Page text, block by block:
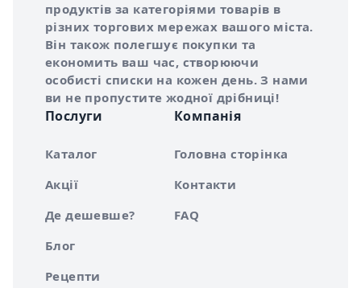
продуктів за категоріями товарів в
різних торгових мережах вашого міста.
Він також полегшує покупки та
економить ваш час, створюючи
особисті списки на кожен день. З нами
ви не пропустите жодної дрібниці!
Послуги
Каталог
Акції
Де дешевше?
Блог
Рецепти
Компанія
Головна сторінка
Контакти
FAQ